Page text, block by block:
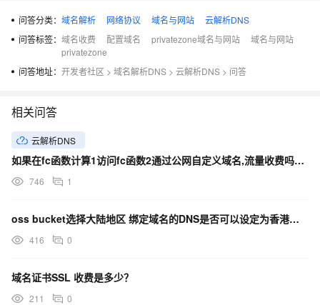
问答分类： 域名解析 网络协议 域名与网站
云解析DNS
问答标签： 域名收费 配置域名 privatezone域名与网站
域名与网站
privatezone
问答地址： 开发者社区 > 域名解析DNS > 云解析DNS > 问答
相关问答
云解析DNS
如果在fc函数计算1访问fc函数2通过公网自定义域名,流量收费吗?通过VPC收费吗?
746 1
oss bucket选择大陆地区 绑定域名的DNS是否可以设定为香港加速？如果可以怎样收费？
416 0
域名证书SSL 收费是多少？
211 0